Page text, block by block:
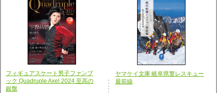
フィギュアスケート男子ファンブ
ック Quadruple Axel 2024 至高の
銀盤
ヤマケイ文庫 岐阜県警レスキュー
最前線